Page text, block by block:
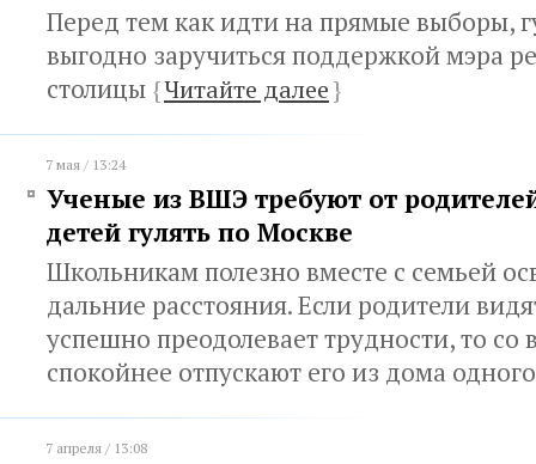
Перед тем как идти на прямые выборы,
выгодно заручиться поддержкой мэра
столицы {Читайте далее}
7 мая / 13:24
Ученые из ВШЭ требуют от
детей гулять по Москве
Школьникам полезно вместе с семьей
дальние расстояния. Если родители
успешно преодолевает трудности, то
спокойнее отпускают его из дома
7 апреля / 13:08